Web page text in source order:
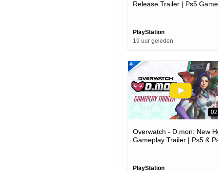
Release Trailer | Ps5
PlayStation
19 uur geleden
Overwatch - D.mon: New
Gameplay Trailer | Ps5 &
PlayStation